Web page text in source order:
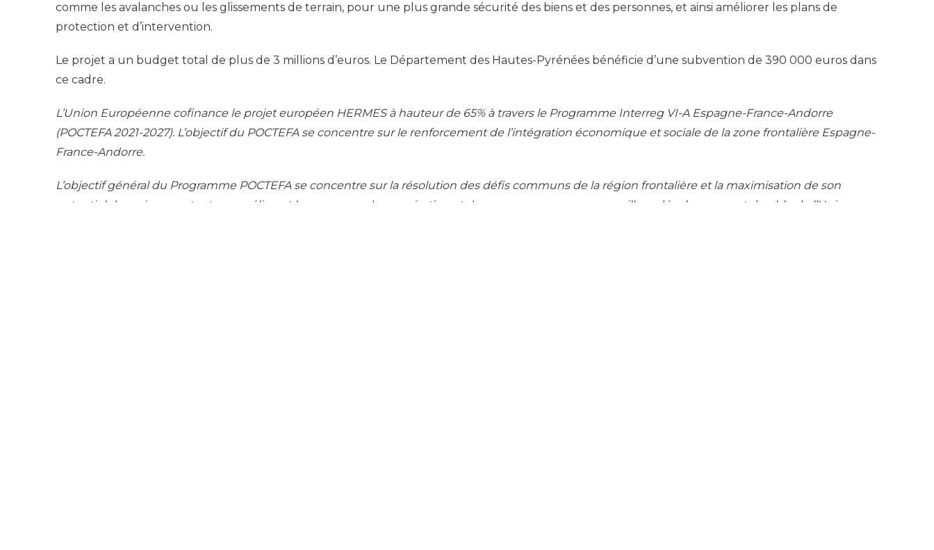
comme les avalanches ou les glissements de terrain, pour une plus grande sécurité des biens et des personnes, et ainsi améliorer les plans de
protection et d’intervention.
Le projet a un budget total de plus de 3 millions d’euros. Le Département des Hautes-Pyrénées bénéficie d’une subvention de 390 000 euros dans
ce cadre.
L’Union Européenne cofinance le projet européen HERMES à hauteur de 65% à travers le Programme Interreg VI-A Espagne-France-Andorre
(POCTEFA 2021-2027). L’objectif du POCTEFA se concentre sur le renforcement de l’intégration économique et sociale de la zone frontalière Espagne-
France-Andorre.
L’objectif général du Programme POCTEFA se concentre sur la résolution des défis communs de la région frontalière et la maximisation de son
potentiel de croissance, tout en améliorant le processus de coopération et de gouvernance pour un meilleur développement durable de l’Union